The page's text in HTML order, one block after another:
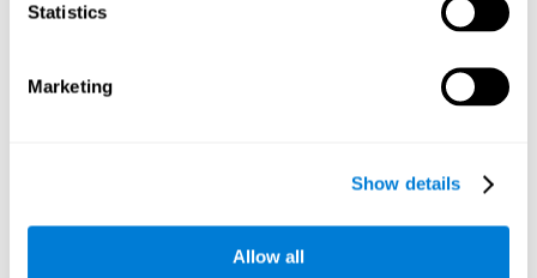
Statistics
Marketing
Show details
Allow all
Marusic, U., Verghese, J., & Mahoney, J. R. (2022). Does
Cognitive Training Improve Mobility, Enhance Cognition, and